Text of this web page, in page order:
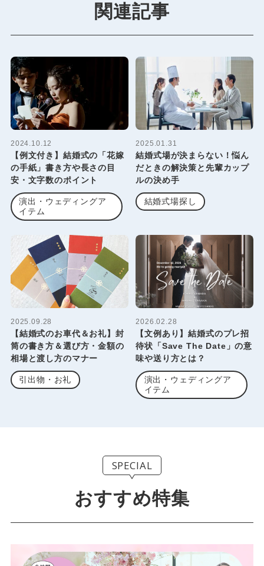
関連記事
2024.10.12
【例文付き】結婚式の「花嫁
の手紙」書き方や長さの目
安・文字数のポイント
演出・ウェディングア
イテム
2025.01.31
結婚式場が決まらない！悩ん
だときの解決策と先輩カップ
ルの決め手
結婚式場探し
2025.09.28
【結婚式のお車代＆お礼】封
筒の書き方＆選び方・金額の
相場と渡し方のマナー
引出物・お礼
2026.02.28
【文例あり】結婚式のプレ招
待状「Save The Date」の意
味や送り方とは？
演出・ウェディングア
イテム
SPECIAL
おすすめ特集